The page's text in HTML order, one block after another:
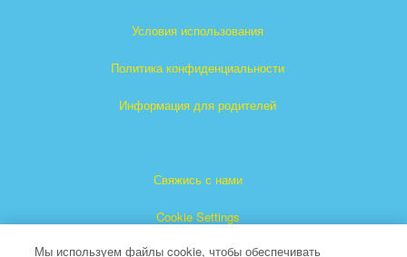
Условия использования
Политика конфиденциальности
Информация для родителей
Свяжись с нами
Cookie Settings
Мы используем файлы cookie, чтобы обеспечивать